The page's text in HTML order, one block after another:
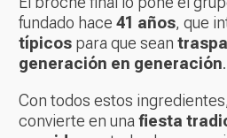
fundado hace 41 años, que
típicos para que sean
generación en generación.
Con todos estos ingredientes,
convierte en una fiesta